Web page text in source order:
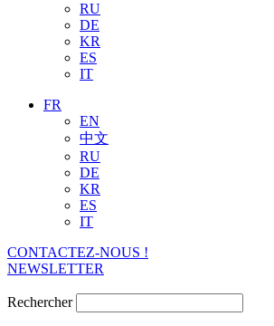
RU
DE
KR
ES
IT
FR
EN
中文
RU
DE
KR
ES
IT
CONTACTEZ-NOUS !
NEWSLETTER
Rechercher